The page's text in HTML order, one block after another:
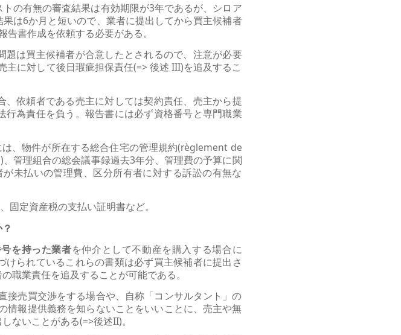
の有無の審査結果は有効期限が3年であるが、シロア
は6か月と短いので、業者に提出してから買主候補者
書作成を依頼する必要がある。
は買主候補者が合意したとされるので、注意が必要
に対して後日瑕疵担保責任(=> 後述 III)を追及するこ
依頼者である売主に対しては契約責任、売主から提
為責任を負う。報告書には必ず資格番号と専門職業
、物件が所在する総合住宅の管理規約(règlement de
管理組合の総会議事録過去3年分、管理費の予算に関
未払いの管理費、区分所有者に対する訴訟の有無な
固定資産税の支払い証明書など。
を持った業者を仲介として不動産を購入する場合に
られているこれらの書類は必ず買主候補者に提出さ
職業責任を追及することが可能である。
売買交渉をする場合や、自称「コンサルタント」の
報提供義務を知らないことをいいことに、売主や無
ないことがある(=>後述II)。